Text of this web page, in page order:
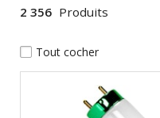
2 356 Produits
Tout cocher